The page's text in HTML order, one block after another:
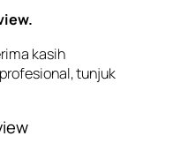
kasih
tunjuk